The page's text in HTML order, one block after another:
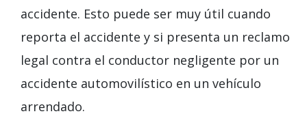
accidente. Esto puede ser muy útil cuando
reporta el accidente y si presenta un reclamo
legal contra el conductor negligente por un
accidente automovilístico en un vehículo
arrendado.